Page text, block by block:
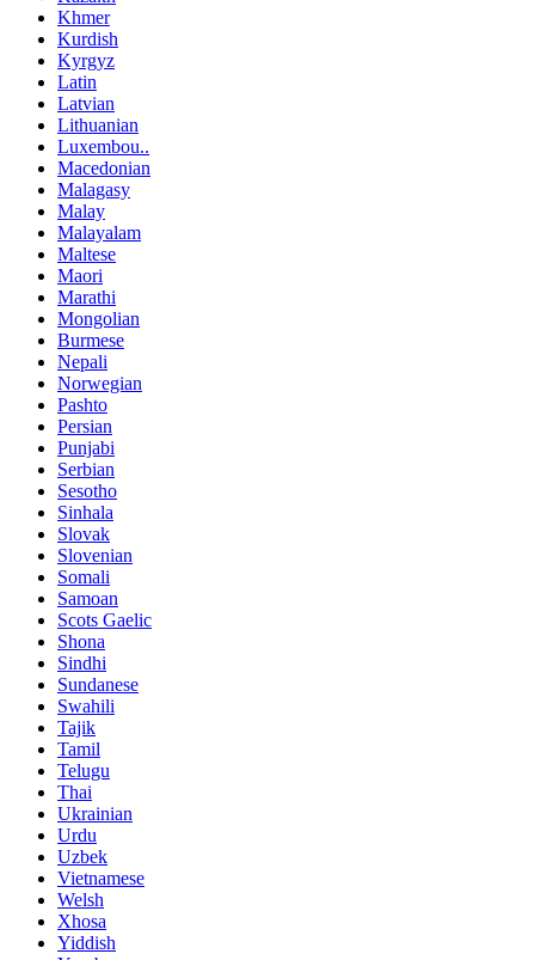
Khmer
Kurdish
Kyrgyz
Latin
Latvian
Lithuanian
Luxembou..
Macedonian
Malagasy
Malay
Malayalam
Maltese
Maori
Marathi
Mongolian
Burmese
Nepali
Norwegian
Pashto
Persian
Punjabi
Serbian
Sesotho
Sinhala
Slovak
Slovenian
Somali
Samoan
Scots Gaelic
Shona
Sindhi
Sundanese
Swahili
Tajik
Tamil
Telugu
Thai
Ukrainian
Urdu
Uzbek
Vietnamese
Welsh
Xhosa
Yiddish